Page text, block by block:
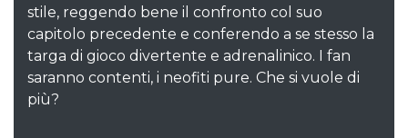
stile, reggendo bene il confronto col suo
capitolo precedente e conferendo a se stesso la
targa di gioco divertente e adrenalinico. I fan
saranno contenti, i neofiti pure. Che si vuole di
più?